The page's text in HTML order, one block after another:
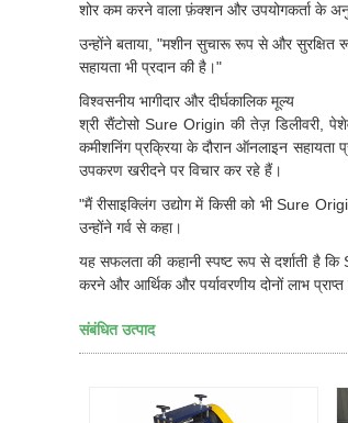
शोर कम करने वाला फ़ंक्शन और उपयोगकर्ता के
उन्होंने बताया, "मशीन सुचारू रूप से और
सहायता भी प्रदान की है।"
विश्वसनीय भागीदार और दीर्घकालिक मूल्य
श्री सैंटोसो Sure Origin की तेज़ डिलीवरी,
कमीशनिंग प्रक्रिया के दौरान ऑनलाइन
उपकरण खरीदने पर विचार कर रहे हैं।
"मैं रीसाइक्लिंग उद्योग में किसी को भी Sure
उन्होंने गर्व से कहा।
यह सफलता की कहानी स्पष्ट रूप से दर्शाती है
करने और आर्थिक और पर्यावरणीय दोनों लाभ
संबंधित उत्पाद